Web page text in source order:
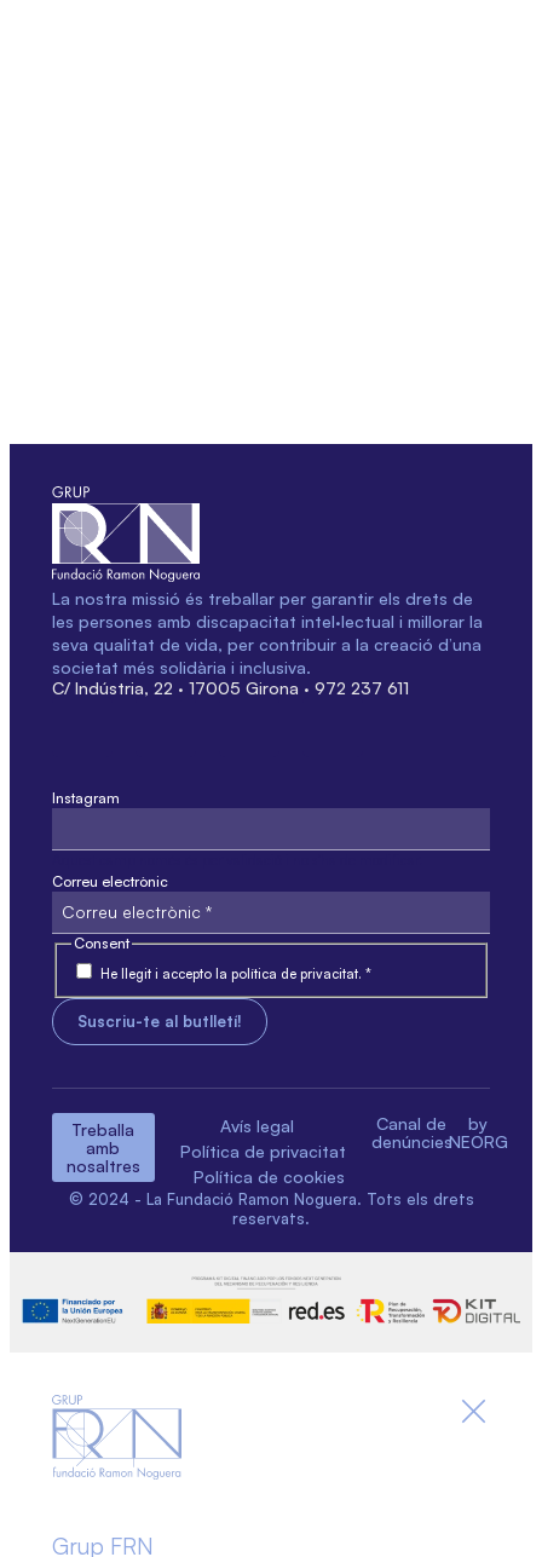
La nostra missió és treballar per garantir els drets de
les persones amb discapacitat intel·lectual i millorar la
seva qualitat de vida, per contribuir a la creació d’una
societat més solidària i inclusiva.
C/ Indústria, 22 · 17005 Girona · 972 237 611
Instagram
Correu electrònic
Consent
He llegit i accepto la política de privacitat. *
Treballa
amb
nosaltres
Avís legal
Política de privacitat
Política de cookies
Canal de
denúncies
by
NEORG
© 2024 - La Fundació Ramon Noguera. Tots els drets
reservats.
Grup FRN